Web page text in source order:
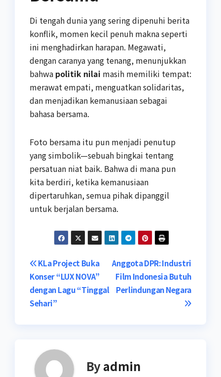
Di tengah dunia yang sering dipenuhi berita
konflik, momen kecil penuh makna seperti
ini menghadirkan harapan. Megawati,
dengan caranya yang tenang, menunjukkan
bahwa politik nilai masih memiliki tempat:
merawat empati, menguatkan solidaritas,
dan menjadikan kemanusiaan sebagai
bahasa bersama.
Foto bersama itu pun menjadi penutup
yang simbolik—sebuah bingkai tentang
persatuan niat baik. Bahwa di mana pun
kita berdiri, ketika kemanusiaan
dipertaruhkan, semua pihak dipanggil
untuk berjalan bersama.
Post
navigation
Anggota DPR: Industri
Film Indonesia Butuh
Perlindungan Negara
KLa Project Buka
Konser “LUX NOVA”
dengan Lagu “Tinggal
Sehari”
Byadmin